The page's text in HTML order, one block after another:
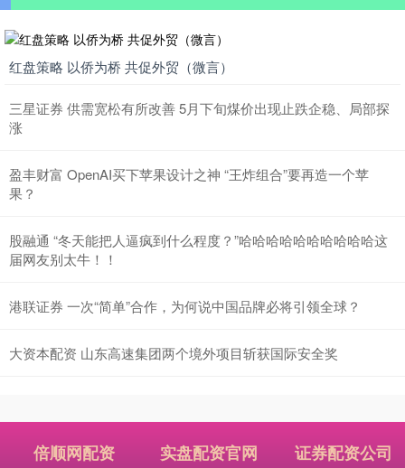
红盘策略 以侨为桥 共促外贸（微言）
三星证券 供需宽松有所改善 5月下旬煤价出现止跌企稳、局部探
涨
盈丰财富 OpenAI买下苹果设计之神 “王炸组合”要再造一个苹
果？
股融通 “冬天能把人逼疯到什么程度？”哈哈哈哈哈哈哈哈哈哈这
届网友别太牛！！
港联证券 一次“简单”合作，为何说中国品牌必将引领全球？
大资本配资 山东高速集团两个境外项目斩获国际安全奖
倍顺网配资 实盘配资官网 证券配资公司